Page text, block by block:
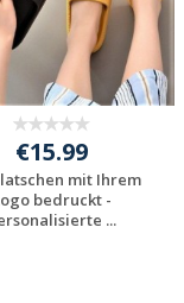
€15.99
mit Ihrem
bedruckt -
...